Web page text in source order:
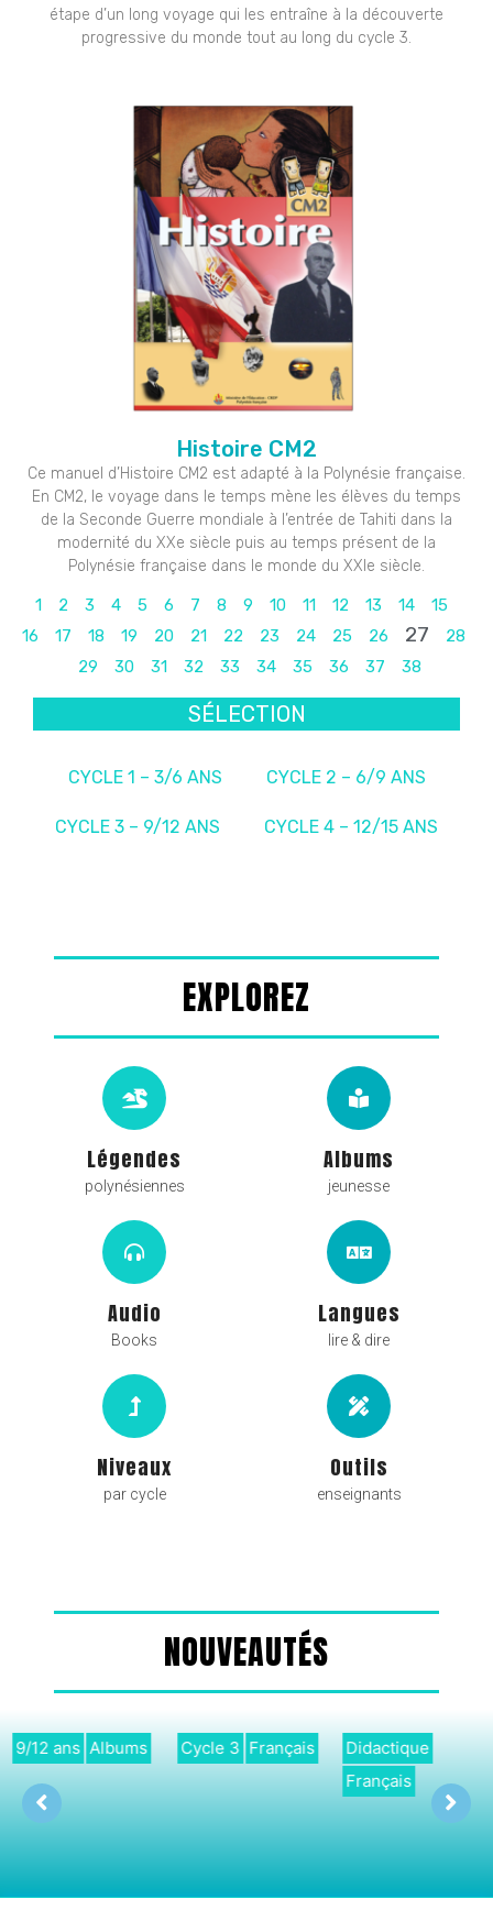
étape d’un long voyage qui les entraîne à la découverte
progressive du monde tout au long du cycle 3.
Histoire CM2
Ce manuel d’Histoire CM2 est adapté à la Polynésie française.
En CM2, le voyage dans le temps mène les élèves du temps
de la Seconde Guerre mondiale à l’entrée de Tahiti dans la
modernité du XXe siècle puis au temps présent de la
Polynésie française dans le monde du XXIe siècle.
1 2 3 4 5 6 7 8 9 10 11 12 13 14
15
16
17 18 19 20 21 22 23 24 25 26 27
28
29
30 31 32 33 34 35 36 37 38
SÉLECTION
CYCLE 1 – 3/6 ANS CYCLE 2 – 6/9 ANS
CYCLE 3 – 9/12 ANS CYCLE 4 – 12/15 ANS
EXPLOREZ
Légendes
polynésiennes
Albums
jeunesse
Audio
Books
Langues
lire & dire
Niveaux
par cycle
Outils
enseignants
NOUVEAUTÉS
9/12 ans Albums Cycle 3 Français
Didactique
Français